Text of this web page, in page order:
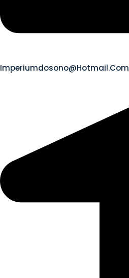
Imperiumdosono@hotmail.com